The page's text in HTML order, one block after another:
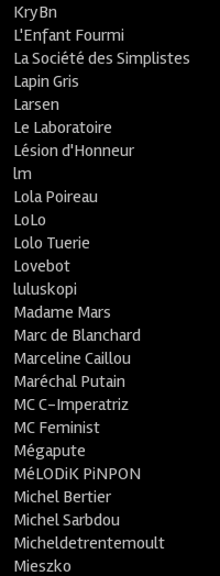
KryBn
L'Enfant Fourmi
La Société des Simplistes
Lapin Gris
Larsen
Le Laboratoire
Lésion d'Honneur
lm
Lola Poireau
LoLo
Lolo Tuerie
Lovebot
luluskopi
Madame Mars
Marc de Blanchard
Marceline Caillou
Maréchal Putain
MC C-Imperatriz
MC Feminist
Mégapute
MéLODiK PiNPON
Michel Bertier
Michel Sarbdou
Micheldetrentemoult
Mieszko